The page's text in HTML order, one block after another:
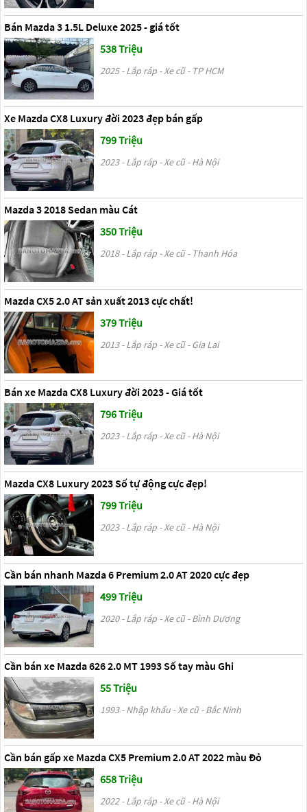
Bán Mazda 3 1.5L Deluxe 2025 - giá tốt
538 Triệu
2025 - Lắp ráp - Xe cũ - TP HCM
Xe Mazda CX8 Luxury đời 2023 đẹp bán gấp
799 Triệu
2023 - Lắp ráp - Xe cũ - Hà Nội
Mazda 3 2018 Sedan màu Cát
350 Triệu
2018 - Lắp ráp - Xe cũ - Thanh Hóa
Mazda CX5 2.0 AT sản xuất 2013 cực chất!
379 Triệu
2013 - Lắp ráp - Xe cũ - Gia Lai
Bán xe Mazda CX8 Luxury đời 2023 - Giá tốt
796 Triệu
2023 - Lắp ráp - Xe cũ - Hà Nội
Mazda CX8 Luxury 2023 Số tự động cực đẹp!
799 Triệu
2023 - Lắp ráp - Xe cũ - Hà Nội
Cần bán nhanh Mazda 6 Premium 2.0 AT 2020 cực đẹp
499 Triệu
2020 - Lắp ráp - Xe cũ - Bình Dương
Cần bán xe Mazda 626 2.0 MT 1993 Số tay màu Ghi
55 Triệu
1993 - Nhập khẩu - Xe cũ - Bắc Ninh
Cần bán gấp xe Mazda CX5 Premium 2.0 AT 2022 màu Đỏ
658 Triệu
2022 - Lắp ráp - Xe cũ - Hà Nội